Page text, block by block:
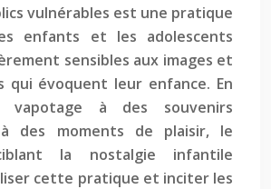
vulnérables est une pratique
enfants et les adolescents
sensibles aux images et
qui évoquent leur enfance. En
vapotage à des souvenirs
des moments de plaisir, le
la nostalgie infantile
cette pratique et inciter les